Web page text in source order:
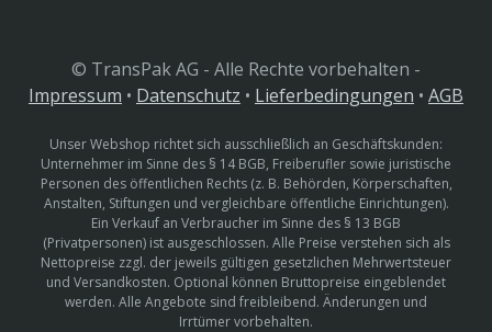
© TransPak AG - Alle Rechte vorbehalten -
Impressum • Datenschutz • Lieferbedingungen • AGB
Unser Webshop richtet sich ausschließlich an Geschäftskunden:
Unternehmer im Sinne des § 14 BGB, Freiberufler sowie juristische
Personen des öffentlichen Rechts (z. B. Behörden, Körperschaften,
Anstalten, Stiftungen und vergleichbare öffentliche Einrichtungen).
Ein Verkauf an Verbraucher im Sinne des § 13 BGB
(Privatpersonen) ist ausgeschlossen. Alle Preise verstehen sich als
Nettopreise zzgl. der jeweils gültigen gesetzlichen Mehrwertsteuer
und Versandkosten. Optional können Bruttopreise eingeblendet
werden. Alle Angebote sind freibleibend. Änderungen und
Irrtümer vorbehalten.